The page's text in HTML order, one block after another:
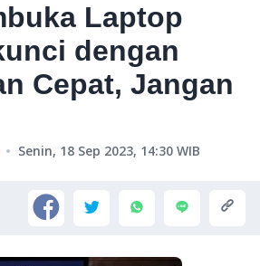
Laptop
dengan
Cepat, Jangan
Senin, 18 Sep 2023, 14:30 WIB